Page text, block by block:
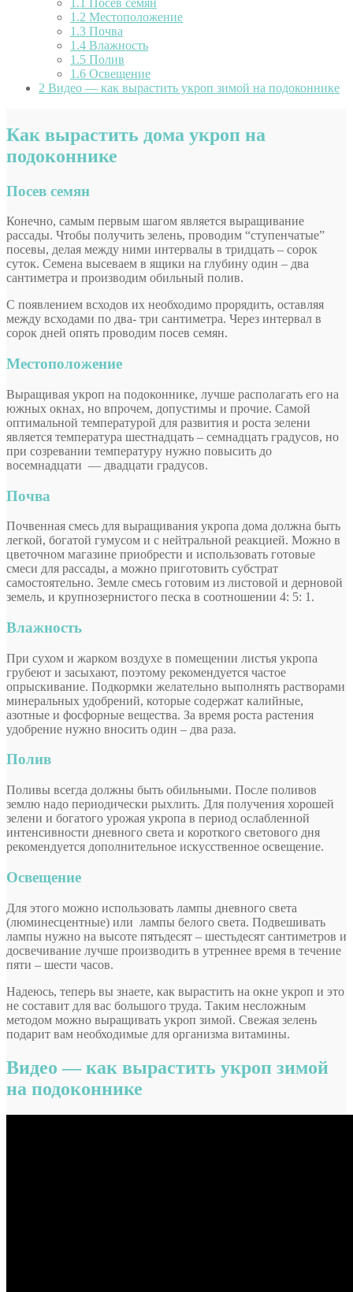
1.2 Местоположение
1.3 Почва
1.4 Влажность
1.5 Полив
1.6 Освещение
2 Видео — как вырастить укроп зимой на подоконнике
Как вырастить дома укроп на
подоконнике
Посев семян
Конечно, самым первым шагом является выращивание
рассады. Чтобы получить зелень, проводим “ступенчатые”
посевы, делая между ними интервалы в тридцать – сорок
суток. Семена высеваем в ящики на глубину один – два
сантиметра и производим обильный полив.
С появлением всходов их необходимо прорядить, оставляя
между всходами по два- три сантиметра. Через интервал в
сорок дней опять проводим посев семян.
Местоположение
Выращивая укроп на подоконнике, лучше располагать его на
южных окнах, но впрочем, допустимы и прочие. Самой
оптимальной температурой для развития и роста зелени
является температура шестнадцать – семнадцать градусов, но
при созревании температуру нужно повысить до
восемнадцати — двадцати градусов.
Почва
Почвенная смесь для выращивания укропа дома должна быть
легкой, богатой гумусом и с нейтральной реакцией. Можно в
цветочном магазине приобрести и использовать готовые
смеси для рассады, а можно приготовить субстрат
самостоятельно. Земле смесь готовим из листовой и дерновой
земель, и крупнозернистого песка в соотношении 4: 5: 1.
Влажность
При сухом и жарком воздухе в помещении листья укропа
грубеют и засыхают, поэтому рекомендуется частое
опрыскивание. Подкормки желательно выполнять растворами
минеральных удобрений, которые содержат калийные,
азотные и фосфорные вещества. За время роста растения
удобрение нужно вносить один – два раза.
Полив
Поливы всегда должны быть обильными. После поливов
землю надо периодически рыхлить. Для получения хорошей
зелени и богатого урожая укропа в период ослабленной
интенсивности дневного света и короткого светового дня
рекомендуется дополнительное искусственное освещение.
Освещение
Для этого можно использовать лампы дневного света
(люминесцентные) или лампы белого света. Подвешивать
лампы нужно на высоте пятьдесят – шестьдесят сантиметров и
досвечивание лучше производить в утреннее время в течение
пяти – шести часов.
Надеюсь, теперь вы знаете, как вырастить на окне укроп и это
не составит для вас большого труда. Таким несложным
методом можно выращивать укроп зимой. Свежая зелень
подарит вам необходимые для организма витамины.
Видео — как вырастить укроп зимой
на подоконнике